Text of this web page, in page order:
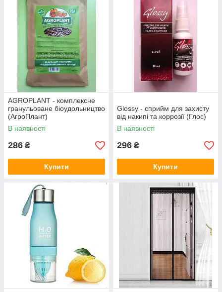
AGROPLANT - комплексне
гранульоване біоудольництво
(АгроПлант)
В наявності
286 ₴
Купити
Glossy - сприйм для захисту
від накипі та коррозії (Глос)
В наявності
296 ₴
Купити